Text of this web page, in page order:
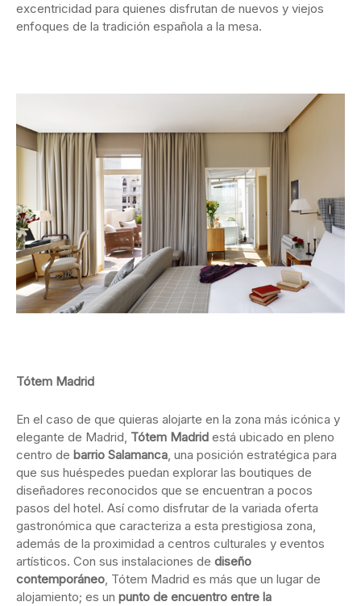
excentricidad para quienes disfrutan de nuevos y viejos
enfoques de la tradición española a la mesa.
Tótem Madrid
En el caso de que quieras alojarte en la zona más icónica y
elegante de Madrid, Tótem Madrid está ubicado en pleno
centro de barrio Salamanca, una posición estratégica para
que sus huéspedes puedan explorar las boutiques de
diseñadores reconocidos que se encuentran a pocos
pasos del hotel. Así como disfrutar de la variada oferta
gastronómica que caracteriza a esta prestigiosa zona,
además de la proximidad a centros culturales y eventos
artísticos. Con sus instalaciones de diseño
contemporáneo, Tótem Madrid es más que un lugar de
alojamiento; es un punto de encuentro entre la